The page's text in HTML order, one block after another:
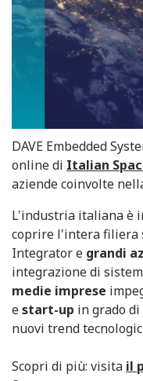
DAVE Embedded
online di Italian
aziende coinvolte
L'industria italiana è
coprire l'intera filiera
Integrator e grandi
integrazione di
medie imprese
estart-up in grado
nuovi trend
Scopri di più: visita il